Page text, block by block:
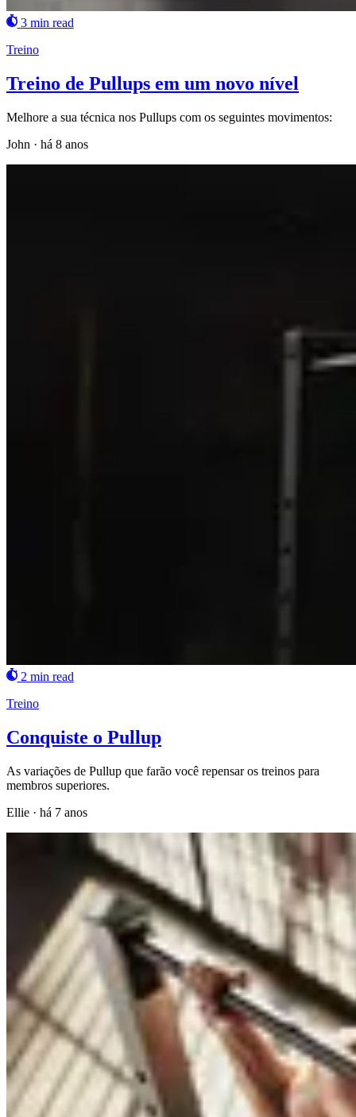
3 min read
Treino
Treino de Pullups em um novo nível
Melhore a sua técnica nos Pullups com os seguintes movimentos:
John · há 8 anos
2 min read
Treino
Conquiste o Pullup
As variações de Pullup que farão você repensar os treinos para
membros superiores.
Ellie · há 7 anos